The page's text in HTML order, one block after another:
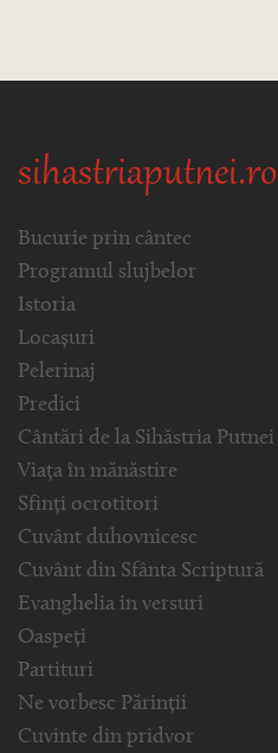
sihastriaputnei.ro
Bucurie prin cântec
Programul slujbelor
Istoria
Locașuri
Pelerinaj
Predici
Cântări de la Sihăstria Putnei
Viața în mănăstire
Sfinți ocrotitori
Cuvânt duhovnicesc
Cuvânt din Sfânta Scriptură
Evanghelia in versuri
Oaspeți
Partituri
Ne vorbesc Părinții
Cuvinte din pridvor